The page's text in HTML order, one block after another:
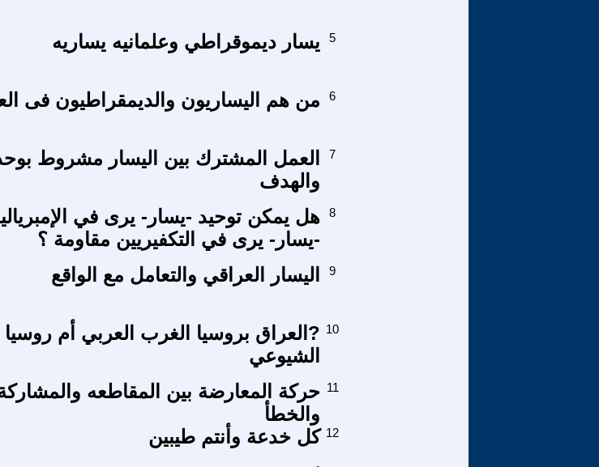
يسار ديموقراطي وعلمانيه يساريه 5
من هم اليساريون والديمقراطيون فى 6
العمل المشترك بين اليسار مشروط
والهدف
7
هل يمكن توحيد -يسار- يرى في
-يسار- يرى في التكفيريين مقاومة ؟
8
اليسار العراقي والتعامل مع الواقع 9
?العراق بروسيا الغرب العربي أم
الشيوعي
10
والخطأ
11
كل خدعة وأنتم طيبين 12